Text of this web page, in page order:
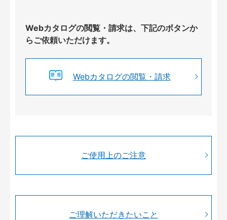
Webカタログの閲覧・請求は、下記のボタンか
らご依頼いただけます。
Webカタログの閲覧・請求
ご使用上のご注意
ご理解いただきたいこと